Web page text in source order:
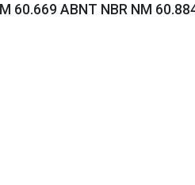
60.669 ABNT NBR NM